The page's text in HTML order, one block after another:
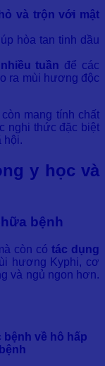
và trộn với mật
hòa tan tinh dầu
tuần để các
ra mùi hương độc
mang tính chất
nghi thức đặc biệt
hội.
y học và
bệnh
còn có tác dụng
hương Kyphi, cơ
và ngủ ngon hơn.
về hô hấp